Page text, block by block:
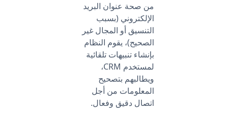
من صحة عنوان البريد
الإلكتروني (بسبب
التنسيق أو المجال غير
الصحيح)، يقوم النظام
بإنشاء تنبيهات تلقائية
لمستخدم CRM،
ويطالبهم بتصحيح
المعلومات من أجل
اتصال دقيق وفعال.